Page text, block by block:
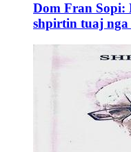
Dom Fran Sopi:
shpirtin tuaj nga